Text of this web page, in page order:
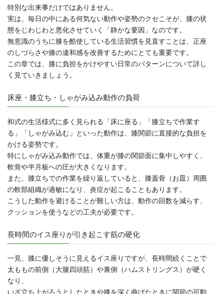
特別な出来事だけではありません。
実は、毎日の中にある何気ない動作や姿勢のクセこそが、膝の状
態をじわじわと悪化させていく「静かな要因」なのです。
無意識のうちに膝を酷使している生活習慣を見直すことは、正座
のしづらさや膝の違和感を改善するためにとても重要です。
この章では、膝に負担をかけやすい日常のパターンについて詳し
く見ていきましょう。
床座・膝立ち・しゃがみ込み動作の負荷
和式の生活様式に多く見られる「床に座る」「膝立ちで作業す
る」「しゃがみ込む」といった動作は、膝関節に直接的な負担を
かける姿勢です。
特にしゃがみ込み動作では、体重が膝の関節面に集中しやすく、
軟骨や半月板への圧が大きくなります。
また、膝立ちでの作業を繰り返していると、膝蓋骨（お皿）周囲
の軟部組織が過敏になり、炎症が起こることもあります。
こうした動作を避けることが難しい方は、動作の回数を減らす、
クッションを使うなどの工夫が必要です。
長時間のイス座りが引き起こす筋の硬化
一見、膝に優しそうに見えるイス座りですが、長時間続くことで
太ももの前側（大腿四頭筋）や裏側（ハムストリングス）が硬く
なり、
いざ立ち上がろうとしたときや膝を深く曲げたときに関節の可動